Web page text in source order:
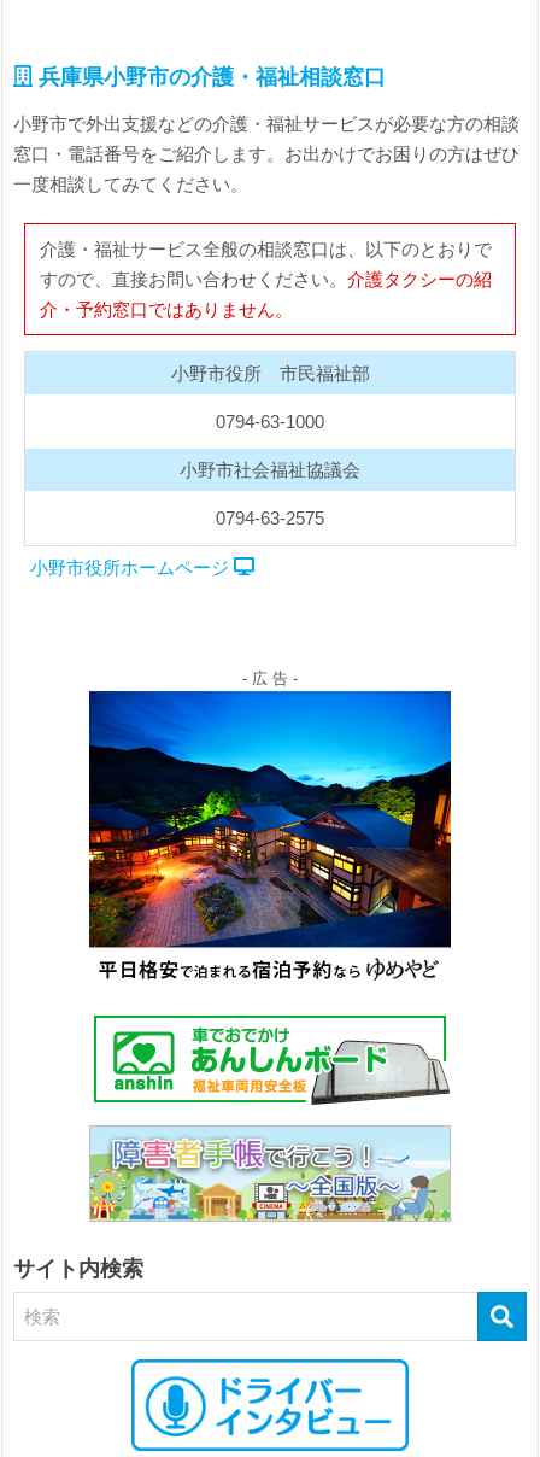
兵庫県小野市の介護・福祉相談窓口
小野市で外出支援などの介護・福祉サービスが必要な方の相談
窓口・電話番号をご紹介します。お出かけでお困りの方はぜひ
一度相談してみてください。
介護・福祉サービス全般の相談窓口は、以下のとおりで
すので、直接お問い合わせください。 介護タクシーの紹
介・予約窓口ではありません。
小野市役所 市民福祉部
0794-63-1000
小野市社会福祉協議会
0794-63-2575
小野市役所ホームページ
- 広 告 -
サイト内検索